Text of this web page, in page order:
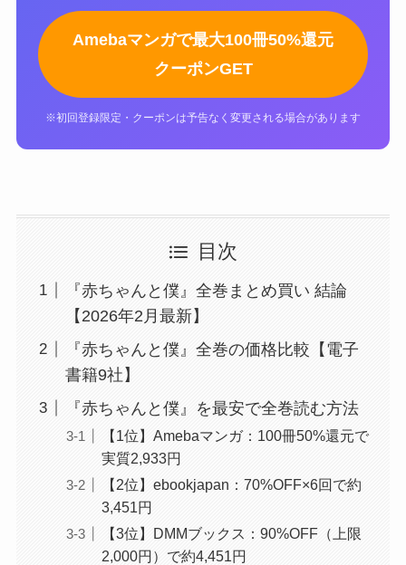
Amebaマンガで最大100冊50%還元
クーポンGET
※初回登録限定・クーポンは予告なく変更される場合があります
目次
『赤ちゃんと僕』全巻まとめ買い 結論
【2026年2月最新】
『赤ちゃんと僕』全巻の価格比較【電子
書籍9社】
『赤ちゃんと僕』を最安で全巻読む方法
【1位】Amebaマンガ：100冊50%還元で
実質2,933円
【2位】ebookjapan：70%OFF×6回で約
3,451円
【3位】DMMブックス：90%OFF（上限
2,000円）で約4,451円